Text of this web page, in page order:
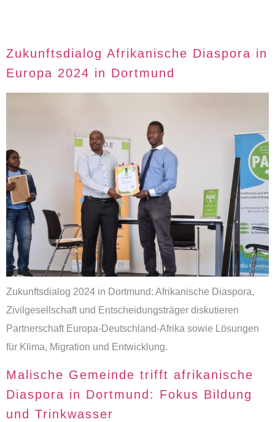
Zukunftsdialog Afrikanische Diaspora in
Europa 2024 in Dortmund
Zukunftsdialog 2024 in Dortmund: Afrikanische Diaspora,
Zivilgesellschaft und Entscheidungsträger diskutieren
Partnerschaft Europa-Deutschland-Afrika sowie Lösungen
für Klima, Migration und Entwicklung.
Malische Gemeinde trifft afrikanische
Diaspora in Dortmund: Fokus Bildung
und Trinkwasser